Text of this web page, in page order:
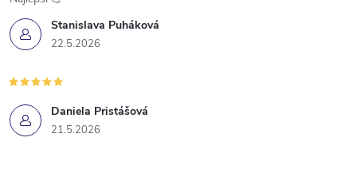
Stanislava Puháková
22.5.2026
Daniela Pristášová
21.5.2026